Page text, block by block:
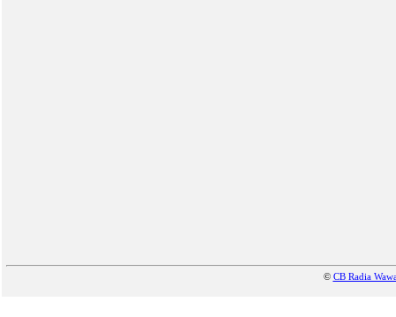
© CB Radia